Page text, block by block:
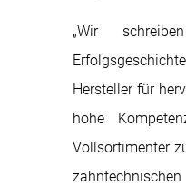
„Wir
Hersteller für
hohe
Vollsortimenter